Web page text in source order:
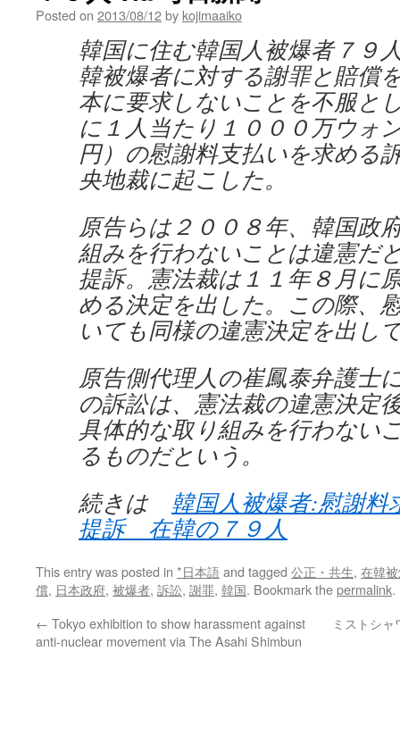
Posted on 2013/08/12by kojimaaiko
韓国に住む韓国人被爆者７９
韓被爆者に対する謝罪と賠償
本に要求しないことを不服と
に１人当たり１０００万ウォ
円）の慰謝料支払いを求める
央地裁に起こした。
原告らは２００８年、韓国政
組みを行わないことは違憲だ
提訴。憲法裁は１１年８月に
める決定を出した。この際、
いても同様の違憲決定を出し
原告側代理人の崔鳳泰弁護士
の訴訟は、憲法裁の違憲決定
具体的な取り組みを行わない
るものだという。
続きは 韓国人被爆者:慰謝料
提訴 在韓の７９人
This entry was posted in *日本語and tagged 公正・共生, 在韓
償, 日本政府, 被爆者, 訴訟, 謝罪, 韓国. Bookmark thepermalink.
← Tokyo exhibition to show harassment against
anti-nuclear movement via The Asahi Shimbun
ミストシ